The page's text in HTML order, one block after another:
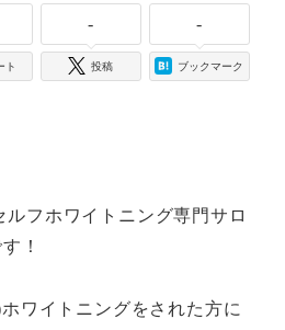
ト
-
投稿
-
ブックマーク
フホワイトニング専門サロ
！
ワイトニングをされた方に